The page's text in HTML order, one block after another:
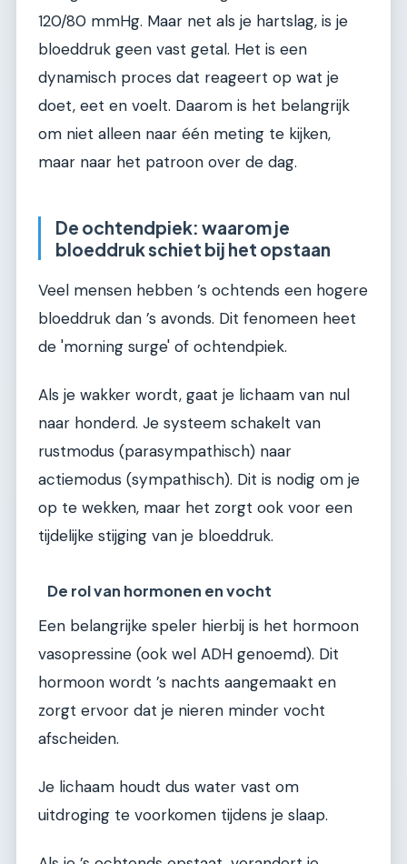
120/80 mmHg. Maar net als je hartslag, is je
bloeddruk geen vast getal. Het is een
dynamisch proces dat reageert op wat je
doet, eet en voelt. Daarom is het belangrijk
om niet alleen naar één meting te kijken,
maar naar het patroon over de dag.
De ochtendpiek: waarom je
bloeddruk schiet bij het opstaan
Veel mensen hebben ’s ochtends een hogere
bloeddruk dan ’s avonds. Dit fenomeen heet
de 'morning surge' of ochtendpiek.
Als je wakker wordt, gaat je lichaam van nul
naar honderd. Je systeem schakelt van
rustmodus (parasympathisch) naar
actiemodus (sympathisch). Dit is nodig om je
op te wekken, maar het zorgt ook voor een
tijdelijke stijging van je bloeddruk.
De rol van hormonen en vocht
Een belangrijke speler hierbij is het hormoon
vasopressine (ook wel ADH genoemd). Dit
hormoon wordt ’s nachts aangemaakt en
zorgt ervoor dat je nieren minder vocht
afscheiden.
Je lichaam houdt dus water vast om
uitdroging te voorkomen tijdens je slaap.